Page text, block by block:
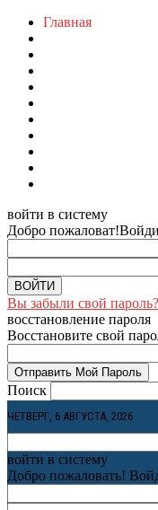
Главная
войти в систему
Добро пожаловат!
Вы забыли свой пароль?
восстановление пароля
Восстановите свой
Поиск
ЧЕТВЕРГ, 6 АВГУСТА, 2026
войти в систему
Добро пожаловать!